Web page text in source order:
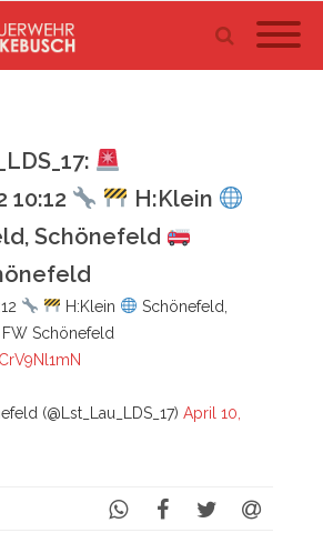
10:12
H:Klein
Schönefeld
H:Klein
Schönefeld,
Schönefeld
(@Lst_Lau_LDS_17) April 10,